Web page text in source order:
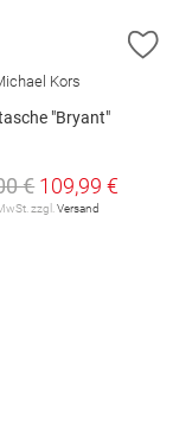
HINZUFÜGEN
Kors
"Bryant"
€ 109,99 €
zzgl.Versand